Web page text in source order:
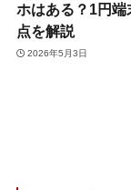
ホはある？1円端
点を解説
2026年5月3日